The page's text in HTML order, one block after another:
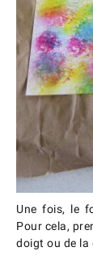
Une fois, le
Pour cela,
doigt ou de la